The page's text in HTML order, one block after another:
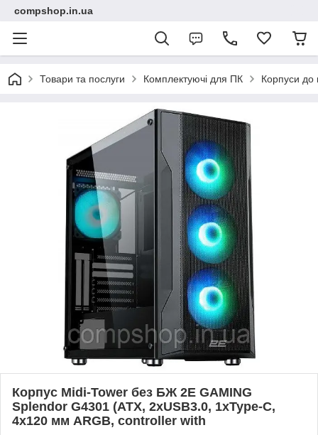
compshop.in.ua
Товари та послуги Комплектуючі для ПК Корпуси до
Корпус Midi-Tower без БЖ 2E GAMING
Splendor G4301 (ATX, 2xUSB3.0, 1xType-C,
4x120 мм ARGB, controller with